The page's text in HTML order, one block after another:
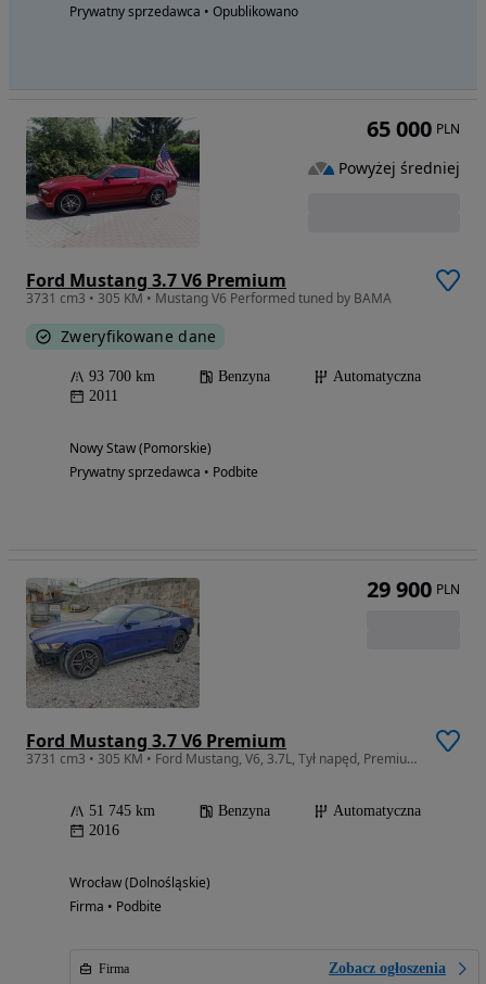
Prywatny sprzedawca • Opublikowano
Ford Mustang 3.7 V6 Premium
3731 cm3 • 305 KM • Mustang V6 Performed tuned by BAMA
Zweryfikowane dane
93 700 km Benzyna
Automatyczna
2011
Nowy Staw (Pomorskie)
Prywatny sprzedawca • Podbite
65 000 PLN
Powyżej średniej
Ford Mustang 3.7 V6 Premium
3731 cm3 • 305 KM • Ford Mustang, V6, 3.7L, Tył napęd, Premium, Import USA !
51 745 km Benzyna
Automatyczna
2016
Wrocław (Dolnośląskie)
Firma • Podbite
Firma Zobacz ogłoszenia
29 900 PLN